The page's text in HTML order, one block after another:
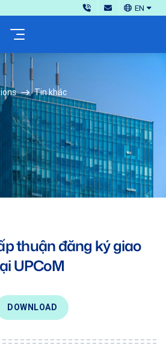
EN
Tin khác
thuận đăng ký giao
UPCoM
DOWNLOAD